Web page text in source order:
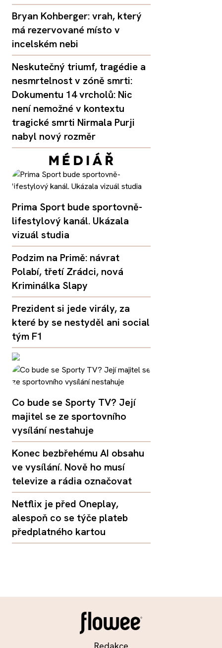
Bryan Kohberger: vrah, který
má rezervované místo v
incelském nebi
Neskutečný triumf, tragédie a
nesmrtelnost v zóně smrti:
Dokumentu 14 vrcholů: Nic
není nemožné v kontextu
tragické smrti Nirmala Purji
nabyl nový rozměr
Prima Sport bude sportovně-
lifestylový kanál. Ukázala
vizuál studia
Podzim na Primě: návrat
Polabí, třetí Zrádci, nová
Kriminálka Slapy
Prezident si jede virály, za
které by se nestyděl ani social
tým F1
Co bude se Sporty TV? Její
majitel se ze sportovního
vysílání nestahuje
Konec bezbřehému AI obsahu
ve vysílání. Nově ho musí
televize a rádia označovat
Netflix je před Oneplay,
alespoň co se týče plateb
předplatného kartou
Redakce